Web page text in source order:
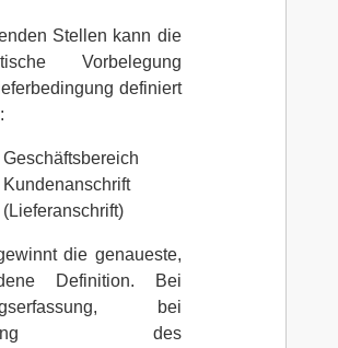
Stellen kann die
Vorbelegung
definiert
Geschäftsbereich
Kundenanschrift
(Lieferanschrift)
die genaueste,
Definition. Bei
bei
des